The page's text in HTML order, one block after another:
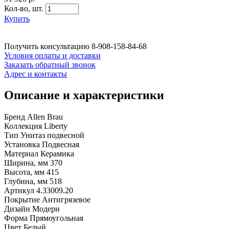
Кол-во, шт.
Купить
Получить консультацию 8-908-158-84-68
Условия оплаты и доставки
Заказать обратный звонок
Адрес и контакты
Описание и характеристики
Бренд Allen Brau
Коллекция Liberty
Тип Унитаз подвесной
Установка Подвесная
Материал Керамика
Ширина, мм 370
Высота, мм 415
Глубина, мм 518
Артикул 4.33009.20
Покрытие Антигрязевое
Дизайн Модерн
Форма Прямоугольная